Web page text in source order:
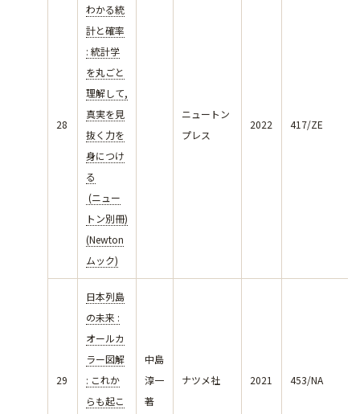
28
わかる統
計と確率
: 統計学
を丸ごと
理解して,
真実を見
抜く力を
身につけ
る
(ニュー
トン別冊)
(Newton
ムック)
ニュートン
プレス
2022 417/ZE
29
日本列島
の未来 :
オールカ
ラー図解
: これか
らも起こ
中島
淳一
著
ナツメ社 2021 453/NA